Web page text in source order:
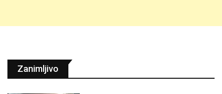
Zanimljivo